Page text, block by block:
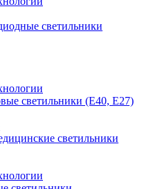
светильники
светильники (Е40, Е27)
светильники